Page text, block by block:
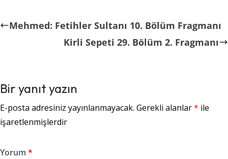
Mehmed: Fetihler Sultanı 10. Bölüm Fragmanı
Kirli Sepeti 29. Bölüm 2. Fragmanı
Bir yanıt yazın
E-posta adresiniz yayınlanmayacak. Gerekli alanlar* ile
işaretlenmişlerdir
Yorum *